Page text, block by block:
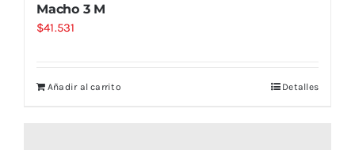
Macho 3 M
$41.531
Añadir al carrito Detalles